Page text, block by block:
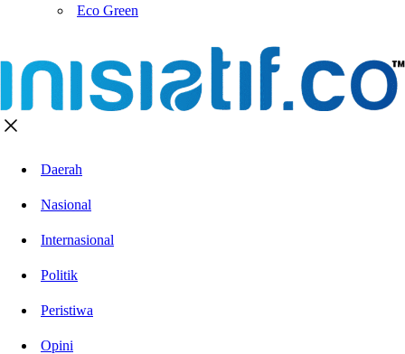
Eco Green
Daerah
Nasional
Internasional
Politik
Peristiwa
Opini